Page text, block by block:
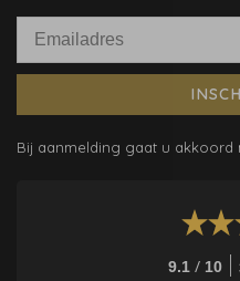
Bij aanmelding gaat u akkoord
9.1 / 10